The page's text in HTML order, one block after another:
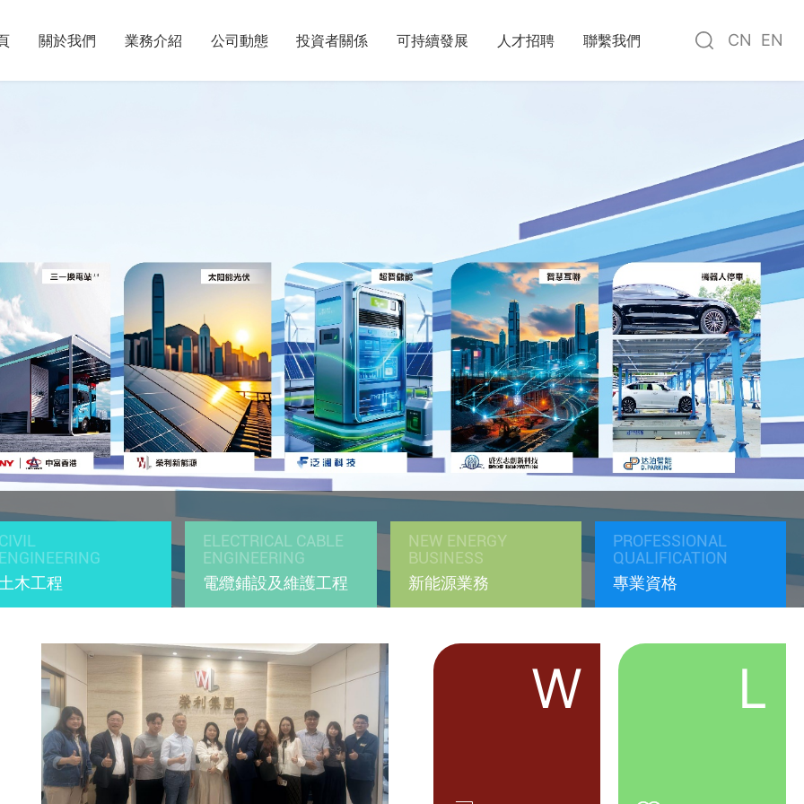
關於我們 業務介紹 公司動態 投資者關係 可持續發展 人才招聘 聯繫我們 CN EN
木工程
ELECTRICAL CABLE
ENGINEERING
電纜鋪設及維護工程
NEW ENERGY
BUSINESS
新能源業務
PROFESSIONAL
QUALIFICATION
專業資格
榮利營造與廈門建發高科代表團交流 探索零碳
W L